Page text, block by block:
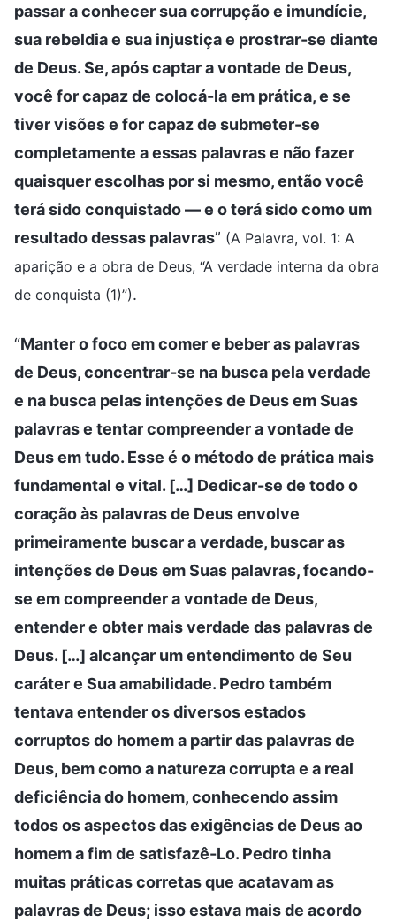
passar a conhecer sua corrupção e imundície,
sua rebeldia e sua injustiça e prostrar-se diante
de Deus. Se, após captar a vontade de Deus,
você for capaz de colocá-la em prática, e se
tiver visões e for capaz de submeter-se
completamente a essas palavras e não fazer
quaisquer escolhas por si mesmo, então você
terá sido conquistado — e o terá sido como um
resultado dessas palavras” (A Palavra, vol. 1: A
aparição e a obra de Deus, “A verdade interna da obra
de conquista (1)”).
“Manter o foco em comer e beber as palavras
de Deus, concentrar-se na busca pela verdade
e na busca pelas intenções de Deus em Suas
palavras e tentar compreender a vontade de
Deus em tudo. Esse é o método de prática mais
fundamental e vital. […] Dedicar-se de todo o
coração às palavras de Deus envolve
primeiramente buscar a verdade, buscar as
intenções de Deus em Suas palavras, focando-
se em compreender a vontade de Deus,
entender e obter mais verdade das palavras de
Deus. […] alcançar um entendimento de Seu
caráter e Sua amabilidade. Pedro também
tentava entender os diversos estados
corruptos do homem a partir das palavras de
Deus, bem como a natureza corrupta e a real
deficiência do homem, conhecendo assim
todos os aspectos das exigências de Deus ao
homem a fim de satisfazê-Lo. Pedro tinha
muitas práticas corretas que acatavam as
palavras de Deus; isso estava mais de acordo